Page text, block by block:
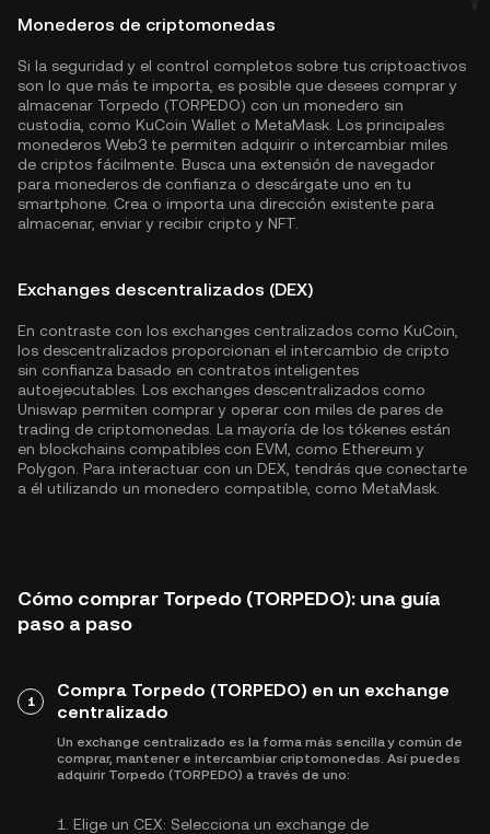
Monederos de criptomonedas
Si la seguridad y el control completos sobre tus criptoactivos
son lo que más te importa, es posible que desees comprar y
almacenar Torpedo (TORPEDO) con un monedero sin
custodia, como KuCoin Wallet o MetaMask. Los principales
monederos Web3 te permiten adquirir o intercambiar miles
de criptos fácilmente. Busca una extensión de navegador
para monederos de confianza o descárgate uno en tu
smartphone. Crea o importa una dirección existente para
almacenar, enviar y recibir cripto y NFT.
Exchanges descentralizados (DEX)
En contraste con los exchanges centralizados como KuCoin,
los descentralizados proporcionan el intercambio de cripto
sin confianza basado en contratos inteligentes
autoejecutables. Los exchanges descentralizados como
Uniswap permiten comprar y operar con miles de pares de
trading de criptomonedas. La mayoría de los tókenes están
en blockchains compatibles con EVM, como Ethereum y
Polygon . Para interactuar con un DEX, tendrás que conectarte
a él utilizando un monedero compatible, como MetaMask.
Cómo comprar Torpedo (TORPEDO): una guía
paso a paso
1
Compra Torpedo (TORPEDO) en un exchange
centralizado
Un exchange centralizado es la forma más sencilla y común de
comprar, mantener e intercambiar criptomonedas. Así puedes
adquirir Torpedo (TORPEDO) a través de uno:
1. Elige un CEX: Selecciona un exchange de